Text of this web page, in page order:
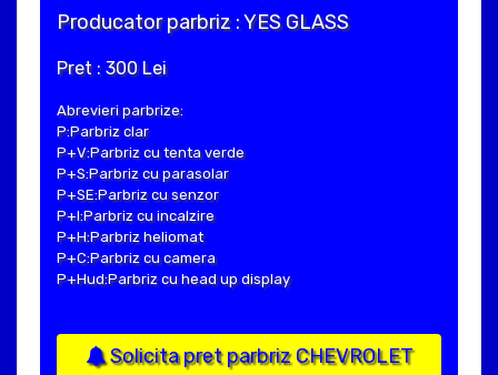
Producator parbriz : YES GLASS
Pret : 300 Lei
Abrevieri parbrize:
P:Parbriz clar
P+V:Parbriz cu tenta verde
P+S:Parbriz cu parasolar
P+SE:Parbriz cu senzor
P+I:Parbriz cu incalzire
P+H:Parbriz heliomat
P+C:Parbriz cu camera
P+Hud:Parbriz cu head up display
Solicita pret parbriz CHEVROLET